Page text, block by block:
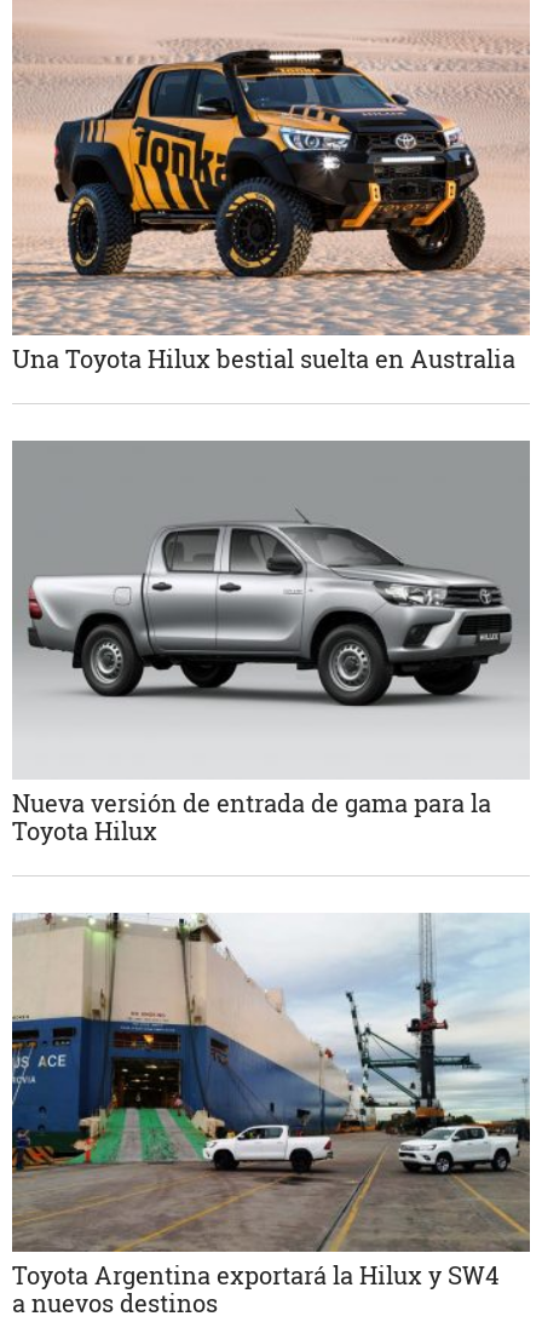
Una Toyota Hilux bestial suelta en Australia
Nueva versión de entrada de gama para la
Toyota Hilux
Toyota Argentina exportará la Hilux y SW4
a nuevos destinos